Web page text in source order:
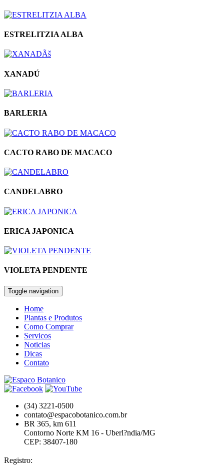
ESTRELITZIA ALBA
XANADÚ
BARLERIA
CACTO RABO DE MACACO
CANDELABRO
ERICA JAPONICA
VIOLETA PENDENTE
Toggle navigation
Home
Plantas e Produtos
Como Comprar
Servicos
Noticias
Dicas
Contato
(34) 3221-0500
contato@espacobotanico.com.br
BR 365, km 611
Contorno Norte KM 16 - Uberl?ndia/MG
CEP: 38407-180
Registro: